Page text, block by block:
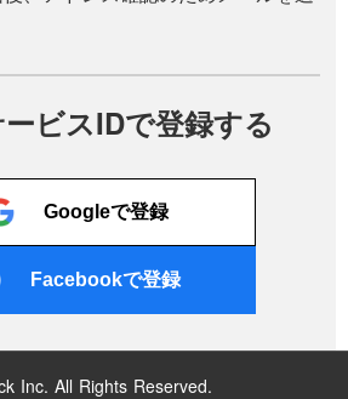
ビスIDで登録する
Googleで登録
Facebookで登録
Inc. All Rights Reserved.